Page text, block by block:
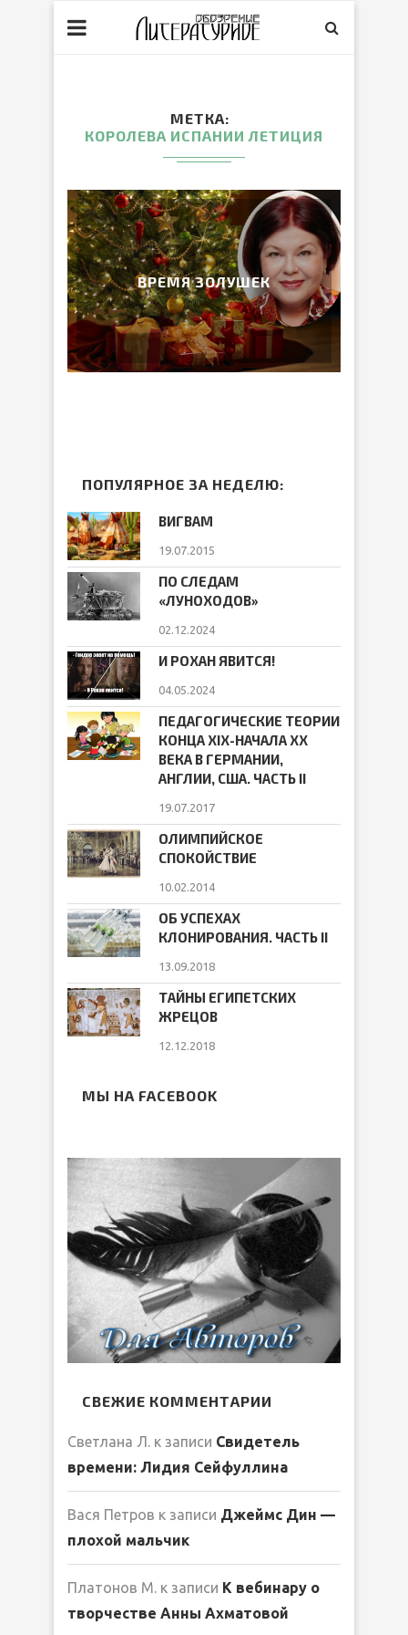
МЕТКА
КОРОЛЕВА ИСПАНИИ ЛЕТИЦИЯ
ВРЕМЯ ЗОЛУШЕК
ПОПУЛЯРНОЕ ЗА НЕДЕЛЮ:
ВИГВАМ
19.07.2015
ПО СЛЕДАМ
«ЛУНОХОДОВ»
02.12.2024
И РОХАН ЯВИТСЯ!
04.05.2024
ПЕДАГОГИЧЕСКИЕ ТЕОРИИ
КОНЦА ХIХ-НАЧАЛА ХХ
ВЕКА В ГЕРМАНИИ,
АНГЛИИ, США. ЧАСТЬ II
19.07.2017
ОЛИМПИЙСКОЕ
СПОКОЙСТВИЕ
10.02.2014
ОБ УСПЕХАХ
КЛОНИРОВАНИЯ. ЧАСТЬ II
13.09.2018
ТАЙНЫ ЕГИПЕТСКИХ
ЖРЕЦОВ
12.12.2018
МЫ НА FACEBOOK
СВЕЖИЕ КОММЕНТАРИИ
Светлана Л. к записи Свидетель
времени: Лидия Сейфуллина
Вася Петров к записи Джеймс Дин —
плохой мальчик
Платонов М. к записи К вебинару о
творчестве Анны Ахматовой